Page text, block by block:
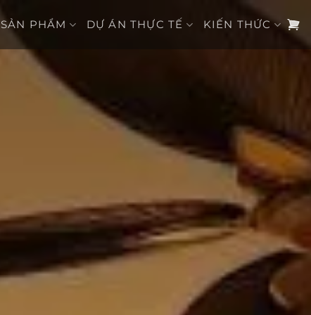
SẢN PHẨM DỰ ÁN THỰC TẾ KIẾN THỨC